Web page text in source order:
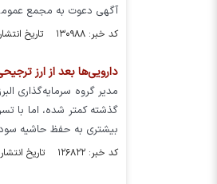
آگهی دعوت به مجمع عمومی
کد خبر: ۱۳۰۹۸۸ تاریخ انتشار : ۱۴۰۵/۰۳/۱۶
دارویی‌ها بعد از ارز
مدیر گروه سرمایه‌گذاری
گذشته کمتر شده، اما با
بیشتری به حفظ حاشیه
کد خبر: ۱۲۶۸۲۲ تاریخ انتشار : ۱۴۰۴/۱۲/۰۶